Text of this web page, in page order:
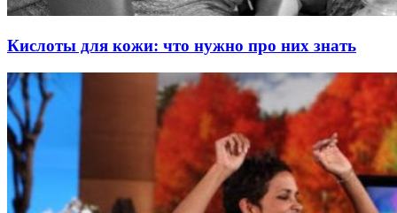
Кислоты для кожи: что нужно про них знать